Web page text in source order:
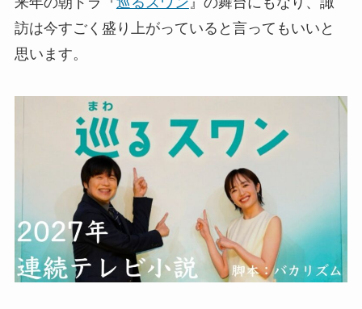
訪は今すごく盛り上がっていると言ってもいいと
思います。